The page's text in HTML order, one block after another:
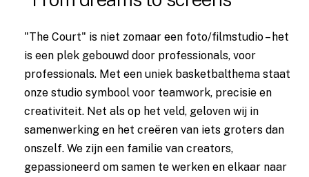
"The Court" is niet zomaar een foto/filmstudio – het
is een plek gebouwd door professionals, voor
professionals. Met een uniek basketbalthema staat
onze studio symbool voor teamwork, precisie en
creativiteit. Net als op het veld, geloven wij in
samenwerking en het creëren van iets groters dan
onszelf. We zijn een familie van creators,
gepassioneerd om samen te werken en elkaar naar